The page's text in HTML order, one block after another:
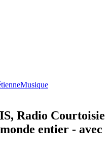
Musique
Radio Courtoisie
entier - avec